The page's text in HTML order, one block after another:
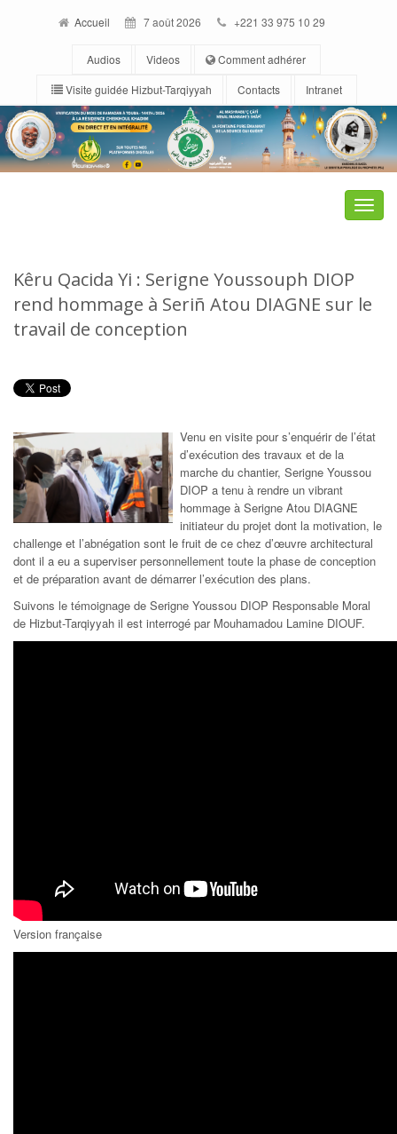
Accueil 7 août 2026 +221 33 975 10 29
Audios Videos
Comment adhérer
Visite guidée Hizbut-Tarqiyyah
Contacts Intranet
Toggle
Kêru Qacida Yi : Serigne Youssouph DIOP
rend hommage à Seriñ Atou DIAGNE sur le
travail de conception
Venu en visite pour s’enquérir de l’état
d’exécution des travaux et de la
marche du chantier, Serigne Youssou
DIOP a tenu à rendre un vibrant
hommage à Serigne Atou DIAGNE
initiateur du projet dont la motivation, le
challenge et l’abnégation sont le fruit de ce chez d’œuvre architectural
dont il a eu a superviser personnellement toute la phase de conception
et de préparation avant de démarrer l’exécution des plans.
Suivons le témoignage de Serigne Youssou DIOP Responsable Moral
de Hizbut-Tarqiyyah il est interrogé par Mouhamadou Lamine DIOUF.
Version française